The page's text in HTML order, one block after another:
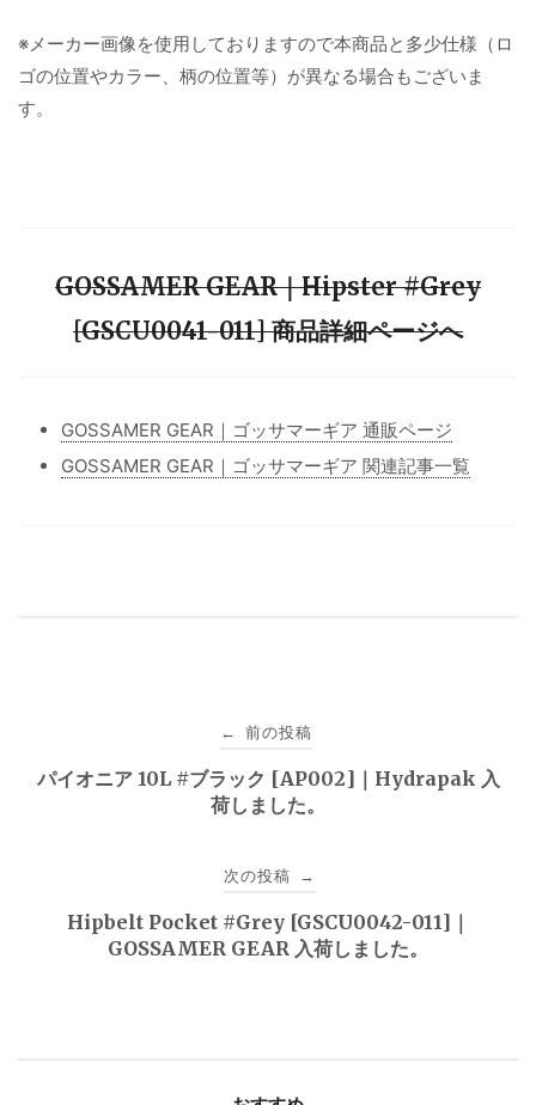
※メーカー画像を使用しておりますので本商品と多少仕様（ロ
ゴの位置やカラー、柄の位置等）が異なる場合もございま
す。
GOSSAMER GEAR｜Hipster #Grey
[GSCU0041-011] 商品詳細ページへ
GOSSAMER GEAR｜ゴッサマーギア 通販ページ
GOSSAMER GEAR｜ゴッサマーギア 関連記事一覧
稿
← 前の投稿
パイオニア 10L #ブラック [AP002]｜Hydrapak 入
荷しました。
次の投稿 →
Hipbelt Pocket #Grey [GSCU0042-011]｜
GOSSAMER GEAR 入荷しました。